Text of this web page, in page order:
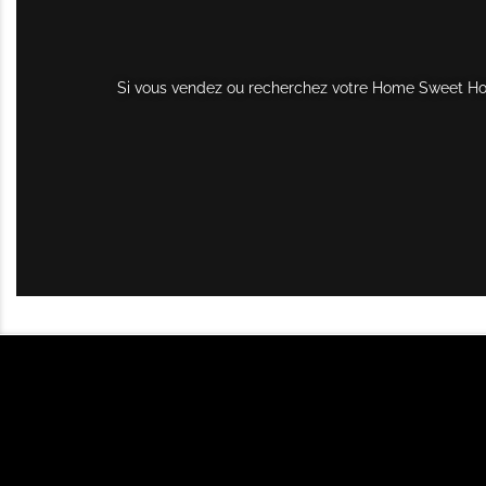
Si vous vendez ou recherchez votre Home Sweet